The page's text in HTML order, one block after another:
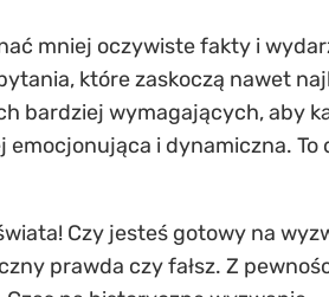
mniej oczywiste fakty i
które zaskoczą nawet
bardziej wymagających, aby
i dynamiczna. To
Czy jesteś gotowy na
prawda czy fałsz. Z